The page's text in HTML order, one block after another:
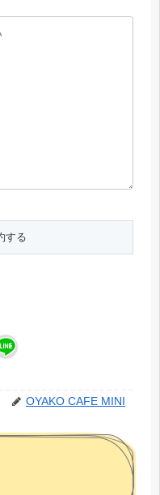
OYAKO CAFE MINI